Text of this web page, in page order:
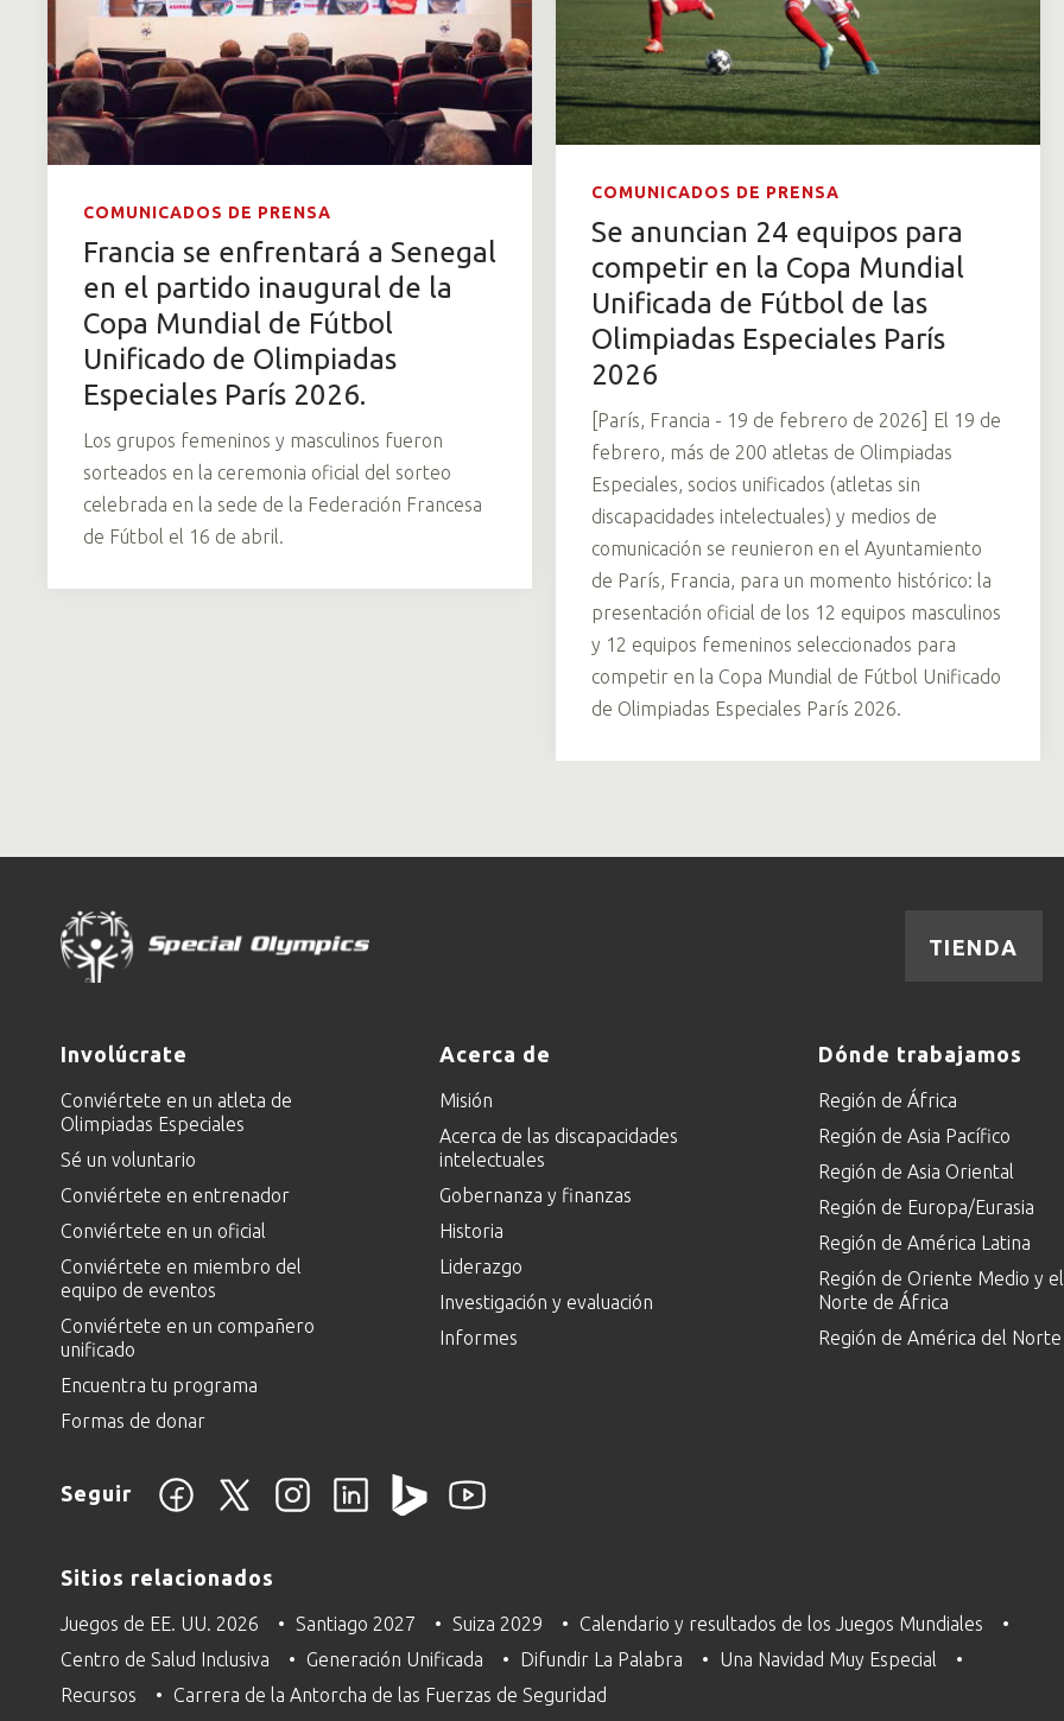
COMUNICADOS DE PRENSA
Francia se enfrentará a Senegal
en el partido inaugural de la
Copa Mundial de Fútbol
Unificado de Olimpiadas
Especiales París 2026.
Los grupos femeninos y masculinos fueron
sorteados en la ceremonia oficial del sorteo
celebrada en la sede de la Federación Francesa
de Fútbol el 16 de abril.
COMUNICADOS DE PRENSA
Se anuncian 24 equipos para
competir en la Copa Mundial
Unificada de Fútbol de las
Olimpiadas Especiales París
2026
[París, Francia - 19 de febrero de 2026] El 19 de
febrero, más de 200 atletas de Olimpiadas
Especiales, socios unificados (atletas sin
discapacidades intelectuales) y medios de
comunicación se reunieron en el Ayuntamiento
de París, Francia, para un momento histórico: la
presentación oficial de los 12 equipos masculinos
y 12 equipos femeninos seleccionados para
competir en la Copa Mundial de Fútbol Unificado
de Olimpiadas Especiales París 2026.
TIENDA
Involúcrate
Conviértete en un atleta de
Olimpiadas Especiales
Sé un voluntario
Conviértete en entrenador
Conviértete en un oficial
Conviértete en miembro del
equipo de eventos
Conviértete en un compañero
unificado
Encuentra tu programa
Formas de donar
Acerca de
Misión
Acerca de las discapacidades
intelectuales
Gobernanza y finanzas
Historia
Liderazgo
Investigación y evaluación
Informes
Dónde trabajamos
Región de África
Región de Asia Pacífico
Región de Asia Oriental
Región de Europa/Eurasia
Región de América Latina
Región de Oriente Medio y el
Norte de África
Región de América del Norte
Seguir
Sitios relacionados
Juegos de EE. UU. 2026 Santiago 2027 Suiza 2029
Calendario y resultados de los Juegos Mundiales
Centro de Salud Inclusiva
Generación Unificada Difundir La Palabra
Una Navidad Muy Especial
Recursos
Carrera de la Antorcha de las Fuerzas de Seguridad